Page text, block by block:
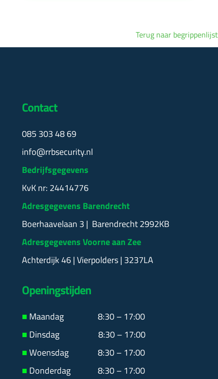
Terug naar begrippenlijst
Contact
085 303 48 69
info@rrbsecurity.nl
Bedrijfsgegevens
KvK nr: 24414776
Adresgegevens Barendrecht
Boerhaavelaan 3 | Barendrecht 2992KB
Adresgegevens Voorne aan Zee
Achterdijk 46 | Vierpolders | 3237LA
Openingstijden
■ Maandag 8:30 – 17:00
■ Dinsdag 8:30 – 17:00
■Woensdag 8:30 – 17:00
■ Donderdag 8:30 – 17:00